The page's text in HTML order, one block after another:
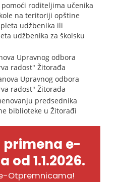
roditeljima učenika
na teritoriji opštine
udžbenika ili
udžbenika za školsku
Upravnog odbora
radost" Žitorađa
Upravnog odbora
radost" Žitorađa
predsednika
biblioteke u Žitorađi
primena e-
od 1.1.2026.
Otpremnicama!